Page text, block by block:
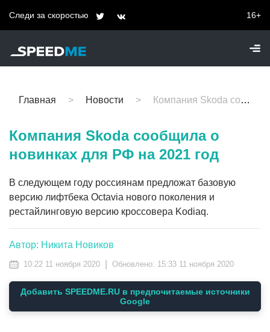
Следи за скоростью 16+
Главная Новости Компания Skoda сообщила о новинках для РФ на 2021 год
Компания Skoda сообщила о
новинках для РФ на 2021 год
В следующем году россиянам предложат базовую
версию лифтбека Octavia нового поколения и
рестайлинговую версию кроссовера Kodiaq.
Автор: Никита Новиков
10:22 11 ноября 2020 Обновлено: 15:33 11 ноября 2020
Добавить SPEEDME.RU в предпочитаемые источники
Google